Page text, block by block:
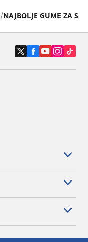
NAJBOLJE GUME ZA